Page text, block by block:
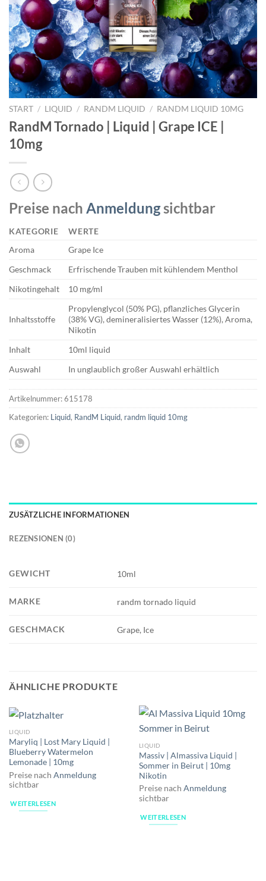
START / LIQUID / RANDM LIQUID / RANDM LIQUID 10MG
RandM Tornado | Liquid | Grape ICE |
10mg
Preise nach Anmeldungsichtbar
KATEGORIE
WERTE
Aroma
Grape Ice
Geschmack
Erfrischende Trauben mit kühlendem Menthol
Nikotingehalt
10 mg/ml
Inhaltsstoffe
Propylenglycol (50% PG), pflanzliches Glycerin
(38% VG), demineralisiertes Wasser (12%), Aroma,
Nikotin
Inhalt
10ml liquid
Auswahl
In unglaublich großer Auswahl erhältlich
Artikelnummer:615178
Kategorien: Liquid, RandM Liquid, randm liquid 10mg
ZUSÄTZLICHE INFORMATIONEN
REZENSIONEN (0)
GEWICHT 10ml
MARKE randm tornado liquid
GESCHMACK Grape, Ice
ÄHNLICHE PRODUKTE
LIQUID
Maryliq | Lost Mary Liquid |
Blueberry Watermelon
Lemonade | 10mg
Preise nach Anmeldung
sichtbar
WEITERLESEN
LIQUID
Massiv | Almassiva Liquid |
Sommer in Beirut | 10mg
Nikotin
Preise nach Anmeldung
sichtbar
WEITERLESEN